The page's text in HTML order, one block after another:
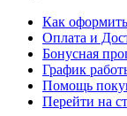
Как оформить
Оплата и
Бонусная
График
Помощь
Перейти на